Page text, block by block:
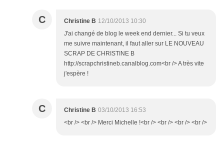
C Christine B 12/10/2013 10:30
J'ai changé de blog le week end dernier... Si tu veux
me suivre maintenant, il faut aller sur LE NOUVEAU
SCRAP DE CHRISTINE B
http://scrapchristineb.canalblog.com<br /> A très vite
j'espère !
C Christine B 03/10/2013 16:53
<br /> <br /> Merci Michelle !<br /> <br /> <br /> <br />